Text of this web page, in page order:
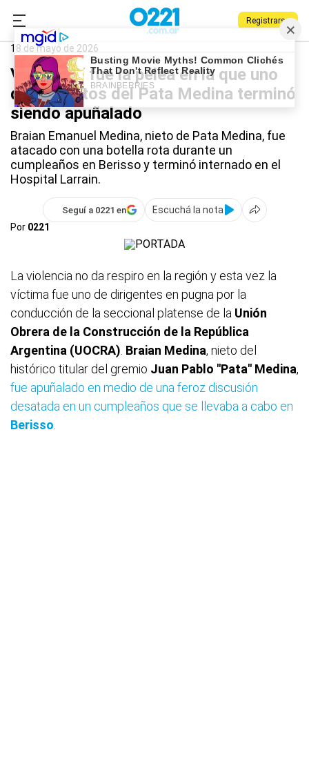
Registrarse
0221.com.ar Policiales
18 de mayo de 2026
Video: así fue la pelea en la que uno
de los nietos del Pata Medina terminó
siendo apuñalado
Braian Emanuel Medina, nieto de Pata Medina, fue
atacado con una botella rota durante un
cumpleaños en Berisso y terminó internado en el
Hospital Larrain.
Seguí a 0221 en
Escuchá la nota
Por 0221
La violencia no da respiro en la región y esta vez la
víctima fue uno de dirigentes en pugna por la
conducción de la seccional platense de la Unión
Obrera de la Construcción de la República
Argentina (UOCRA) Braian Medina, nieto del
histórico titular del gremio Juan Pablo "Pata" Medina,
fue apuñalado en medio de una feroz discusión
desatada en un cumpleaños que se llevaba a cabo en
Berisso